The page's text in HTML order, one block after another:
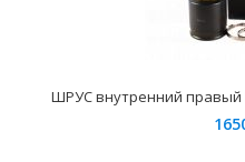
ШРУС внутренний правый